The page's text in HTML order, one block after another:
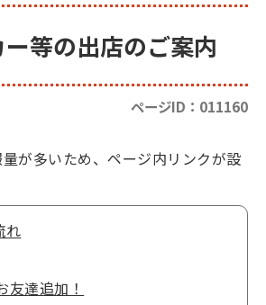
等の出店のご案内
ページID：011160
が多いため、ページ内リンクが設
れ
友達追加！